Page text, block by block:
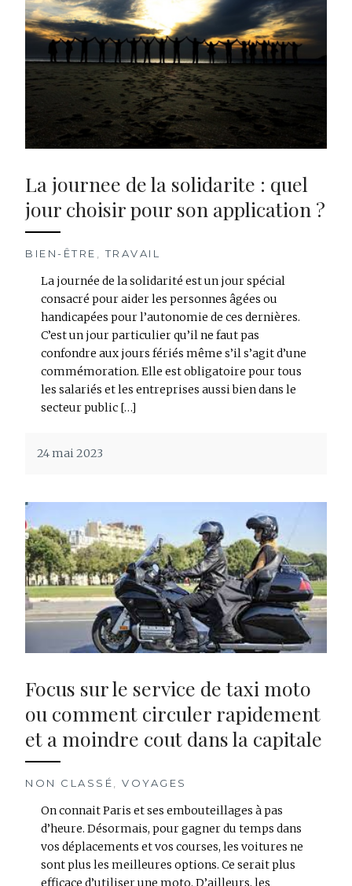
La journee de la solidarite : quel
jour choisir pour son application ?
BIEN-ÊTRE ,TRAVAIL
La journée de la solidarité est un jour spécial
consacré pour aider les personnes âgées ou
handicapées pour l’autonomie de ces dernières.
C’est un jour particulier qu’il ne faut pas
confondre aux jours fériés même s’il s’agit d’une
commémoration. Elle est obligatoire pour tous
les salariés et les entreprises aussi bien dans le
secteur public […]
24 mai 2023
Focus sur le service de taxi moto
ou comment circuler rapidement
et a moindre cout dans la capitale
NON CLASSÉ,VOYAGES
On connait Paris et ses embouteillages à pas
d’heure. Désormais, pour gagner du temps dans
vos déplacements et vos courses, les voitures ne
sont plus les meilleures options. Ce serait plus
efficace d’utiliser une moto. D’ailleurs, les